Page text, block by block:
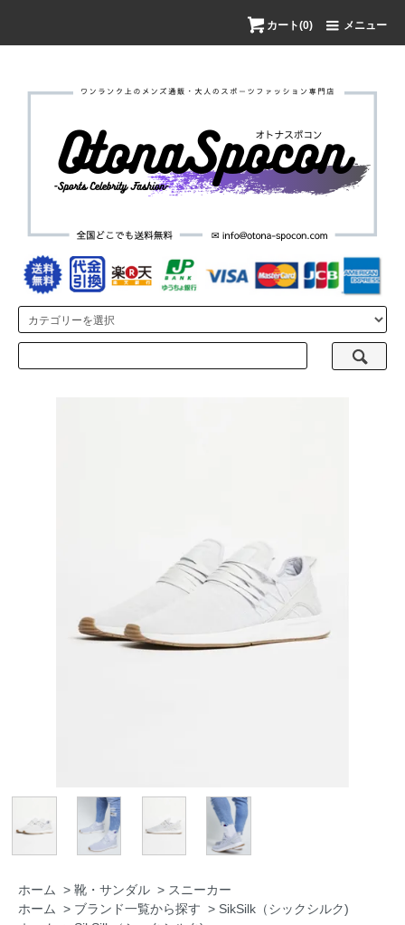
カート(0) メニュー
ホーム > 靴・サンダル > スニーカー
ホーム
> ブランド一覧から探す > SikSilk（シックシルク)